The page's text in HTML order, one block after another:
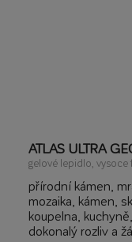
ATLAS ULTRA
gelové lepidlo,
přírodní kámen,
mozaika, kámen,
koupelna,
dokonalý rozliv a